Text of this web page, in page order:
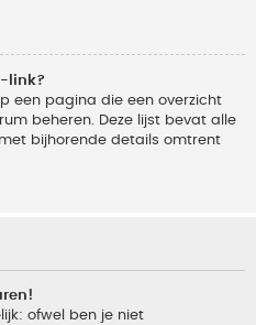
link?
een pagina die een overzicht
beheren. Deze lijst bevat alle
bijhorende details omtrent
ofwel ben je niet